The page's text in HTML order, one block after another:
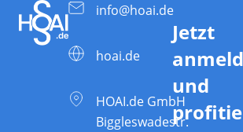
info@hoai.de
hoai.de
HOAI.de GmbH
Biggleswadestr.
Jetzt
und